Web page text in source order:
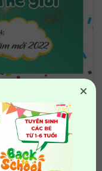
huynh, Radio số
khép lại năm
dịch bệnh. Ban
lời cảm ơn quý